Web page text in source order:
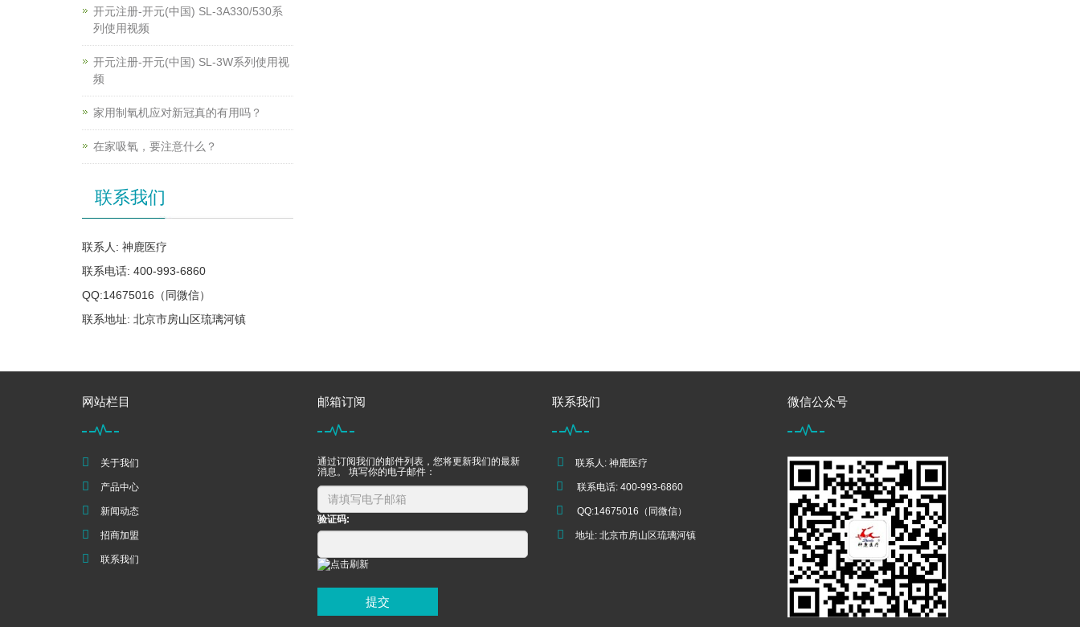
开元注册-开元(中国) SL-3A330/530系
列使用视频
开元注册-开元(中国) SL-3W系列使用视
频
家用制氧机应对新冠真的有用吗？
在家吸氧，要注意什么？
联系我们
联系人: 神鹿医疗
联系电话: 400-993-6860
QQ:14675016（同微信）
联系地址: 北京市房山区琉璃河镇
网站栏目
关于我们
产品中心
新闻动态
招商加盟
联系我们
邮箱订阅
通过订阅我们的邮件列表，您将更新我们的最新
消息。 填写你的电子邮件：
验证码:
提交
联系我们
联系人: 神鹿医疗
联系电话: 400-993-6860
QQ:14675016（同微信）
地址: 北京市房山区琉璃河镇
微信公众号